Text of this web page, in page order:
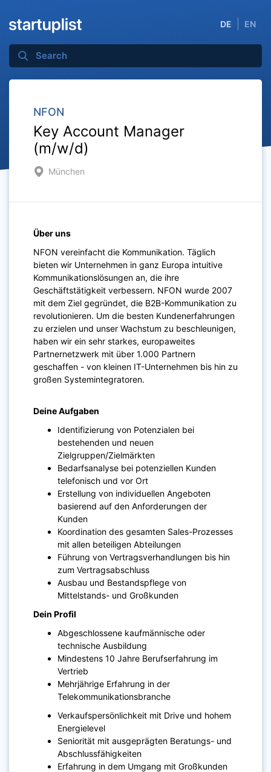
DE EN
NFON
Key Account Manager
(m/w/d)
München
Über uns
NFON vereinfacht die Kommunikation. Täglich
bieten wir Unternehmen in ganz Europa intuitive
Kommunikationslösungen an, die ihre
Geschäftstätigkeit verbessern. NFON wurde 2007
mit dem Ziel gegründet, die B2B-Kommunikation zu
revolutionieren. Um die besten Kundenerfahrungen
zu erzielen und unser Wachstum zu beschleunigen,
haben wir ein sehr starkes, europaweites
Partnernetzwerk mit über 1.000 Partnern
geschaffen - von kleinen IT-Unternehmen bis hin zu
großen Systemintegratoren.​
Deine Aufgaben
Identifizierung von Potenzialen bei
bestehenden und neuen
Zielgruppen/Zielmärkten
Bedarfsanalyse bei potenziellen Kunden
telefonisch und vor Ort
Erstellung von individuellen Angeboten
basierend auf den Anforderungen der
Kunden
Koordination des gesamten Sales-Prozesses
mit allen beteiligen Abteilungen
Führung von Vertragsverhandlungen bis hin
zum Vertragsabschluss
Ausbau und Bestandspflege von
Mittelstands- und Großkunden
Dein Profil
Abgeschlossene kaufmännische oder
technische Ausbildung
Mindestens 10 Jahre Berufserfahrung im
Vertrieb
Mehrjährige Erfahrung in der
Telekommunikationsbranche
Verkaufspersönlichkeit mit Drive und hohem
Energielevel
Seniorität mit ausgeprägten Beratungs- und
Abschlussfähigkeiten
Erfahrung in dem Umgang mit Großkunden